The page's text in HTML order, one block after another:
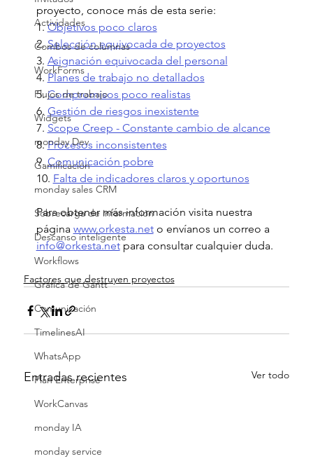
Actividades
Combos de columnas
WorkForms
Flujos de trabajo
Widgets
monday Dev
Gamificación
monday sales CRM
Sobrecarga de información
Descanso inteligente
Workflows
Gráfica de Gantt
Comunicación
TimelinesAI
WhatsApp
Plan Enterprise
WorkCanvas
monday IA
monday service
proyecto, conoce más de esta serie:
1. Objetivos poco claros
2. Selección equivocada de proyectos
3. Asignación equivocada del personal
4. Planes de trabajo no detallados
5. Compromisos poco realistas
6. Gestión de riesgos inexistente
7. Scope Creep - Constante cambio de alcance
8. Procesos inconsistentes
9. Comunicación pobre
10. Falta de indicadores claros y oportunos
Para obtener más información visita nuestra
página www.orkesta.net o envíanos un correo a
info@orkesta.net para consultar cualquier duda.
Factores que destruyen proyectos
Entradas recientes Ver todo